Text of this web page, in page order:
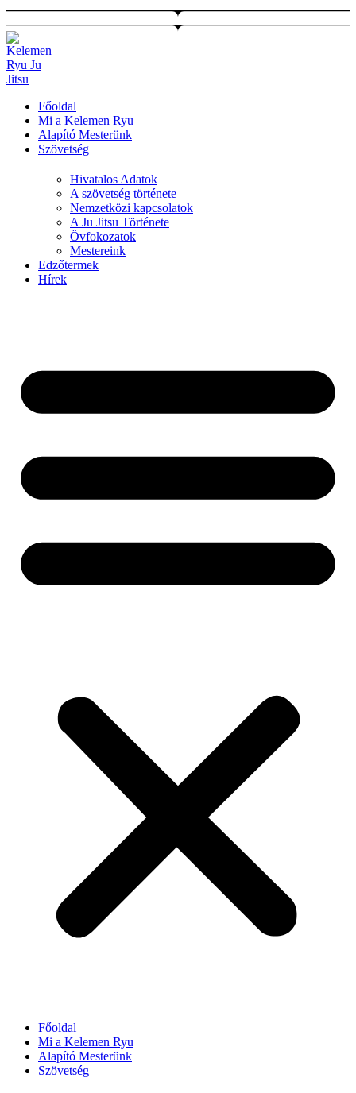
Ugrás
a
tartalomhoz
Főoldal
Mi a Kelemen Ryu
Alapító Mesterünk
Szövetség
Hivatalos Adatok
A szövetség története
Nemzetközi kapcsolatok
A Ju Jitsu Története
Övfokozatok
Mestereink
Edzőtermek
Hírek
Főoldal
Mi a Kelemen Ryu
Alapító Mesterünk
Szövetség